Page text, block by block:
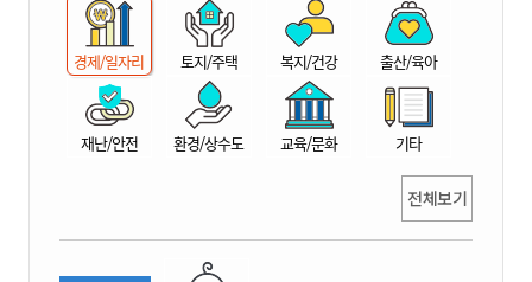
산
경제/일자리 토지/주택 복지/건강 출산/육아
재난/안전 환경/상수도 교육/문화 기타
전체보기